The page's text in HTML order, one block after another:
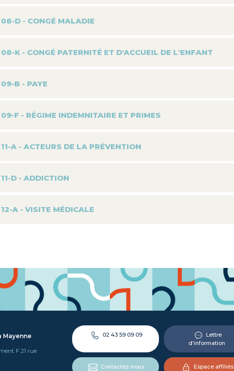
08-D - CONGÉ MALADIE
08-K - CONGÉ PATERNITÉ ET D'ACCUEIL DE L'ENFANT
09-B - PAYE
09-F - RÉGIME INDEMNITAIRE ET PRIMES
11-A - ACTEURS DE LA PRÉVENTION
11-D - ADDICTION
12-A - VISITE MÉDICALE
Mayenne
F 21 rue
02 43 59 09 09
Lettre
d'information
Contactez-nous Espace affiliés